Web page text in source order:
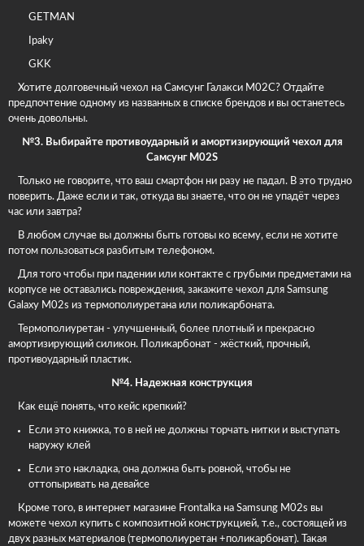
GETMAN
Ipaky
GKK
Хотите долговечный чехол на Самсунг Галакси М02С? Отдайте
предпочтение одному из названных в списке брендов и вы останетесь
очень довольны.
№3. Выбирайте противоударный и амортизирующий чехол для
Самсунг М02S
Только не говорите, что ваш смартфон ни разу не падал. В это трудно
поверить. Даже если и так, откуда вы знаете, что он не упадёт через
час или завтра?
В любом случае вы должны быть готовы ко всему, если не хотите
потом пользоваться разбитым телефоном.
Для того чтобы при падении или контакте с грубыми предметами на
корпусе не оставались повреждения, закажите чехол для Samsung
Galaxy M02s из термополиуретана или поликарбоната.
Термополиуретан - улучшенный, более плотный и прекрасно
амортизирующий силикон. Поликарбонат - жёсткий, прочный,
противоударный пластик.
№4. Надежная конструкция
Как ещё понять, что кейс крепкий?
Если это книжка, то в ней не должны торчать нитки и выступать
наружу клей
Если это накладка, она должна быть ровной, чтобы не
оттопыривать на девайсе
Кроме того, в интернет магазине Frontalka на Samsung M02s вы
можете чехол купить с композитной конструкцией, т.е., состоящей из
двух разных материалов (термополиуретан +поликарбонат). Такая